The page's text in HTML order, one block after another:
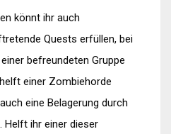
könnt ihr auch
Quests erfüllen, bei
befreundeten Gruppe
einer Zombiehorde
eine Belagerung durch
Helft ihr einer dieser